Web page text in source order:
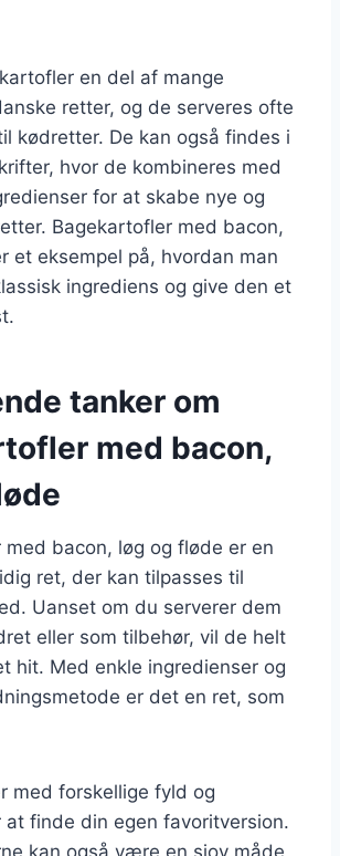
en del af mange
retter, og de serveres ofte
kødretter. De kan også findes i
hvor de kombineres med
for at skabe nye og
Bagekartofler med bacon,
et eksempel på, hvordan man
ingrediens og give den et
tanker om
med bacon,
med bacon, løg og fløde er en
ret, der kan tilpasses til
Uanset om du serverer dem
eller som tilbehør, vil de helt
hit. Med enkle ingredienser og
er det en ret, som
med forskellige fyld og
at finde din egen favoritversion.
kan også være en sjov måde